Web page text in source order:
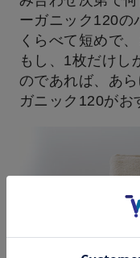
ーガニック120の
くらべて短めで
もし、1枚だけし
のであれば、あ
ガニック120がお